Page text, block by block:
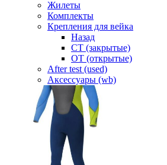
Жилеты
Комплекты
Крепления для вейка
Назад
CT (закрытые)
OT (открытые)
After test (used)
Аксессуары (wb)